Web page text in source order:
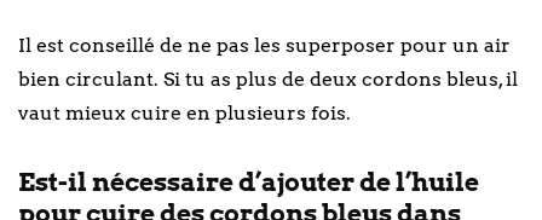
Il est conseillé de ne pas les superposer pour un air
bien circulant. Si tu as plus de deux cordons bleus, il
vaut mieux cuire en plusieurs fois.
Est-il nécessaire d’ajouter de l’huile
pour cuire des cordons bleus dans